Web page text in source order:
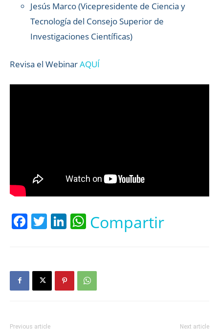
Jesús Marco (Vicepresidente de Ciencia y
Tecnología del Consejo Superior de
Investigaciones Científicas)
Revisa el WebinarAQUÍ
Facebook
Twitter
LinkedIn
WhatsApp
Compartir
Previous article Next article